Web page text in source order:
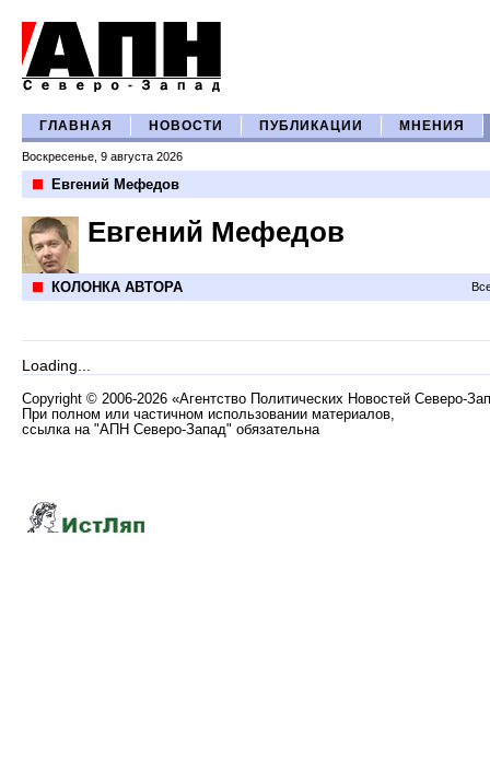
ГЛАВНАЯ НОВОСТИ ПУБЛИКАЦИИ МНЕНИЯ
Воскресенье, 9 августа 2026
Евгений Мефедов
Евгений Мефедов
КОЛОНКА АВТОРА
Loading...
Copyright © 2006-2026 «Агентство Политических Новостей Северо-
При полном или частичном использовании материалов,
ссылка на "АПН Северо-Запад" обязательна